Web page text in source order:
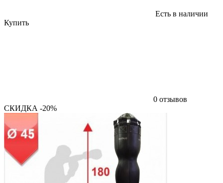
Есть в наличии
Купить
0 отзывов
СКИДКА -20%